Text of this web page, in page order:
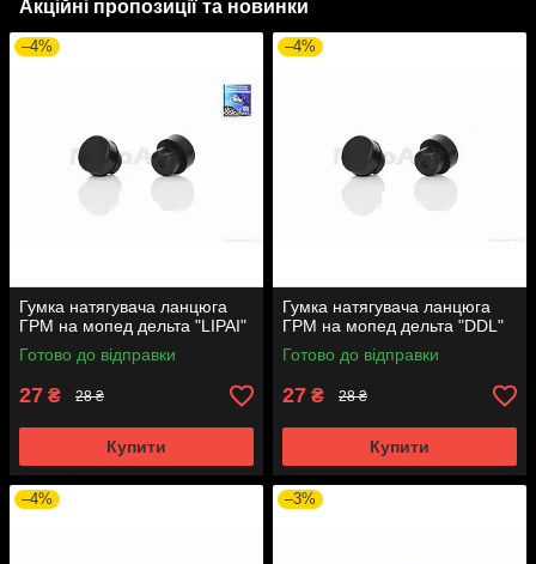
Акційні пропозиції та новинки
–4%
Гумка натягувача ланцюга
ГРМ на мопед дельта "LIPAI"
Готово до відправки
27 ₴ 28 ₴
Купити
–4%
Гумка натягувача ланцюга
ГРМ на мопед дельта "DDL"
Готово до відправки
27 ₴ 28 ₴
Купити
–4% –3%